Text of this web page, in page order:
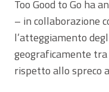
Too Good to Go ha
– in collaborazione
l’atteggiamento
geograficamente tra
rispetto allo spreco